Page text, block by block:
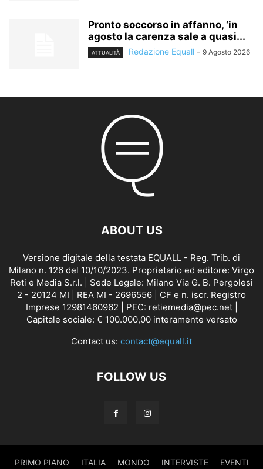
Pronto soccorso in affanno, ‘in
agosto la carenza sale a quasi...
ATTUALITÀ Redazione Equall - 9 Agosto 2026
ABOUT US
Versione digitale della testata EQUALL - Reg. Trib. di
Milano n. 126 del 10/10/2023. Proprietario ed editore: Virgo
Reti e Media S.r.l. | Sede Legale: Milano Via G. B. Pergolesi
2 - 20124 MI | REA MI - 2696556 | CF e n. iscr. Registro
Imprese 12981460962 | PEC: retiemedia@pec.net |
Capitale sociale: € 100.000,00 interamente versato
Contact us: contact@equall.it
FOLLOW US
PRIMO PIANO ITALIA MONDO INTERVISTE EVENTI